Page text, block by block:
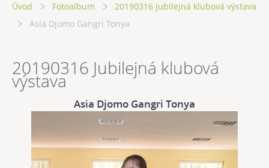
Úvod Fotoalbum
20190316 Jubilejná klubová výstava
Asia Djomo Gangri Tonya
20190316 Jubilejná klubová
výstava
Asia Djomo Gangri Tonya